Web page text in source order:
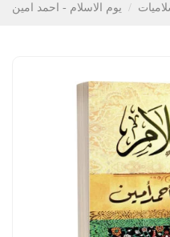
يوم الاسلام - احمد امين